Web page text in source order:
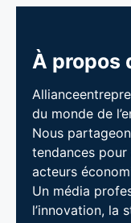
À propos
du monde de
Nous
tendances
acteurs
Un média
l’innovation, la